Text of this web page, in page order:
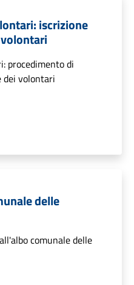
iscrizione
procedimento di
dei volontari
delle
comunale delle